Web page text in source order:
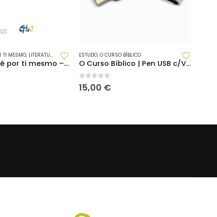
TI MESMO, LITERATURA BÍBLICA PORÇÕES
Descobre, Vê por ti mesmo – Notas moderador
ESTUDO, O CURSO BÍBLICO
O Curso Bíblico | Pen USB c/Vídeos Dobrados(PT) e Notas do Moderador
out of 5
15,00 €